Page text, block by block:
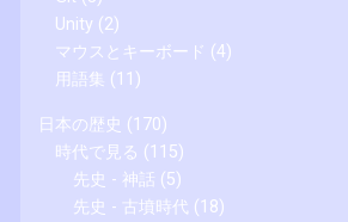
Unity (2)
マウスとキーボード (4)
用語集 (11)
日本の歴史 (170)
時代で見る (115)
先史 - 神話 (5)
先史 - 古墳時代 (18)